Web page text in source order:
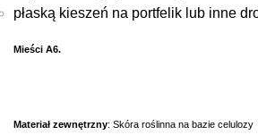
płaską kieszeń na portfelik lub inne
Mieści A6.
Materiał zewnętrzny: Skóra roślinna na bazie celulozy